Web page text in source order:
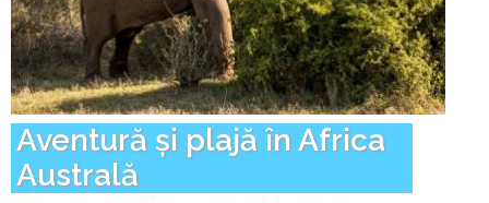
Aventură și plajă în Africa
Australă